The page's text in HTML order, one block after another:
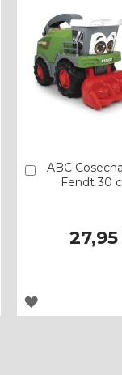
ABC
Fendt 30
Añadir
AGREGAR